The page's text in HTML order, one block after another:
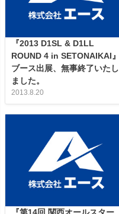
『2013 D1SL & D1LL
ROUND 4 in SETONAIKAI』
ブース出展、無事終了いたし
ました。
2013.8.20
『第14回 関西オールスター